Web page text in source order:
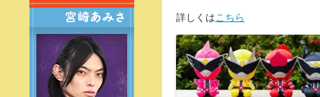
詳しくはこちら